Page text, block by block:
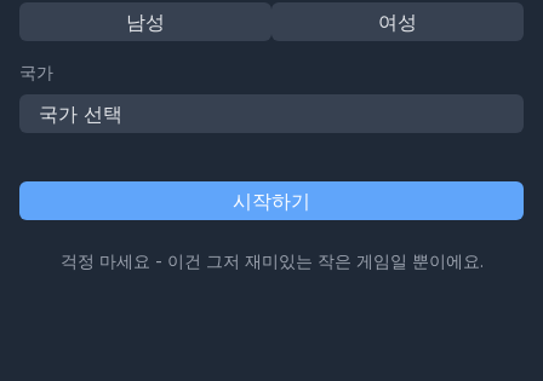
남성 여성
국가
국가 선택
시작하기
걱정 마세요 - 이건 그저 재미있는 작은 게임일 뿐이에요.